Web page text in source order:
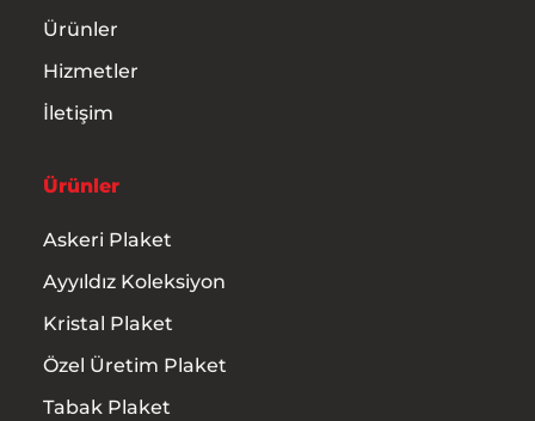
Ürünler
Hizmetler
İletişim
Ürünler
Askeri Plaket
Ayyıldız Koleksiyon
Kristal Plaket
Özel Üretim Plaket
Tabak Plaket